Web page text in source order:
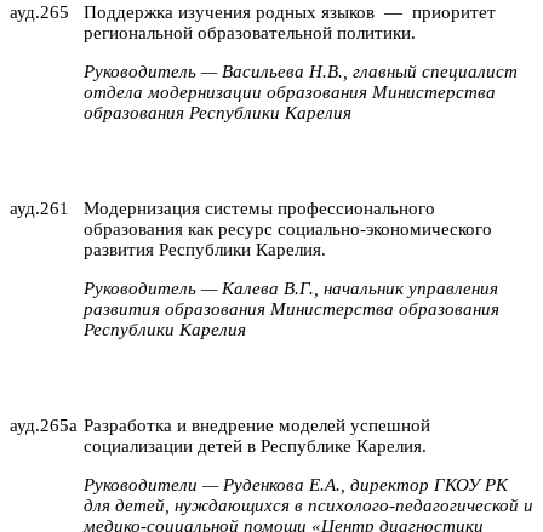
ауд.265 Поддержка изучения родных языков — приоритет
региональной образовательной политики.
Руководитель — Васильева Н.В., главный специалист
отдела модернизации образования Министерства
образования Республики Карелия
ауд.261
Модернизация системы профессионального
образования как ресурс социально-экономического
развития Республики Карелия.
Руководитель — Калева В.Г., начальник управления
развития образования Министерства образования
Республики Карелия
ауд.265а Разработка и внедрение моделей успешной
социализации детей в Республике Карелия.
Руководители — Руденкова Е.А., директор ГКОУ РК
для детей, нуждающихся в психолого-педагогической и
медико-социальной помощи «Центр диагностики